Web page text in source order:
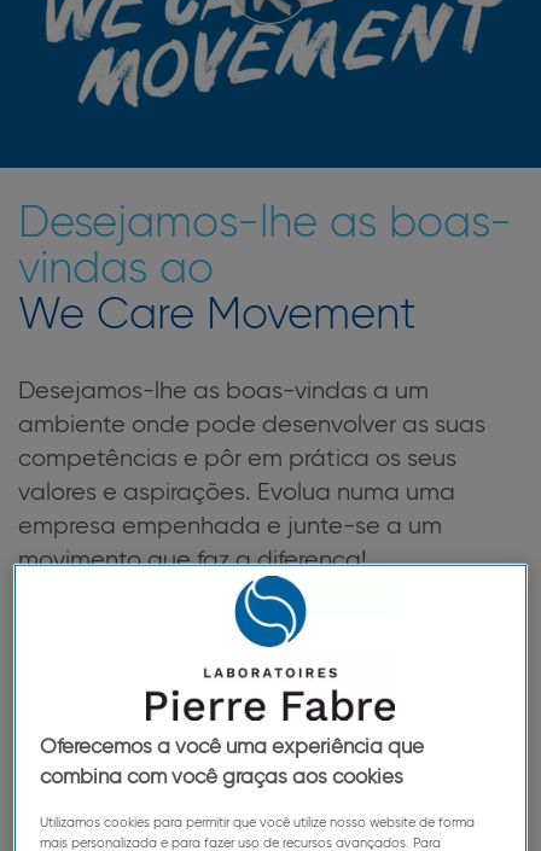
Desejamos-lhe as boas-
vindas ao
We Care Movement
Desejamos-lhe as boas-vindas a um
ambiente onde pode desenvolver as suas
competências e pôr em prática os seus
valores e aspirações. Evolua numa uma
empresa empenhada e junte-se a um
movimento que faz a diferença!
Oferecemos a você uma experiência que
combina com você graças aos cookies
Utilizamos cookies para permitir que você utilize nosso website de forma
mais personalizada e para fazer uso de recursos avançados. Para